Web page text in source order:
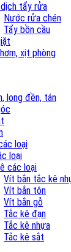
dịch tẩy rửa
Nước rửa chén
Tẩy bồn cầu
xịt phòng
long đền, tán
loại
loại
các loại
Vít bắn tắc kê
Vít bắn tôn
Vít bắn gỗ
Tắc kê đạn
Tắc kê nhựa
Tắc kê sắt